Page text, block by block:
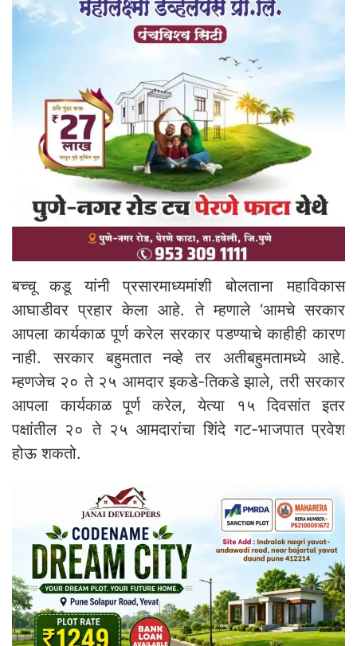
बच्चू कडू यांनी प्रसारमाध्यमांशी बोलताना महाविकास
आघाडीवर प्रहार केला आहे. ते म्हणाले ‘आमचे सरकार
आपला कार्यकाळ पूर्ण करेल सरकार पडण्याचे काहीही कारण
नाही. सरकार बहुमतात नव्हे तर अतीबहुमतामध्ये आहे.
म्हणजेच २० ते २५ आमदार इकडे-तिकडे झाले, तरी सरकार
आपला कार्यकाळ पूर्ण करेल, येत्या १५ दिवसांत इतर
पक्षांतील २० ते २५ आमदारांचा शिंदे गट-भाजपात प्रवेश
होऊ शकतो.